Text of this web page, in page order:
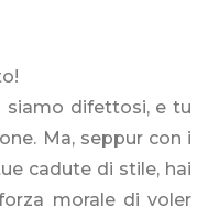
siamo difettosi, e tu
Ma, seppur con i
cadute di stile, hai
morale di voler